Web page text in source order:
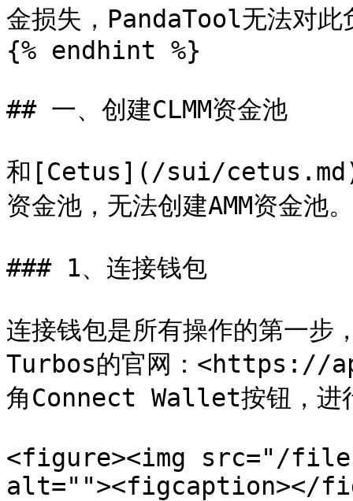
金损失，PandaTool无法对此
{% endhint %}
## 一、创建CLMM资金池
和[Cetus](/sui/cetus.md)类
资金池，无法创建AMM资金池。
### 1、连接钱包
连接钱包是所有操作的第一步
Turbos的官网：<https://
角Connect Wallet按钮，进
<figure><img src="/files/
alt=""><figcaption></